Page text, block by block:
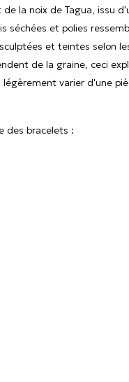
la noix de Tagua, issu
séchées et polies
et teintes selon
de la graine, ceci
varier d'une
des bracelets :